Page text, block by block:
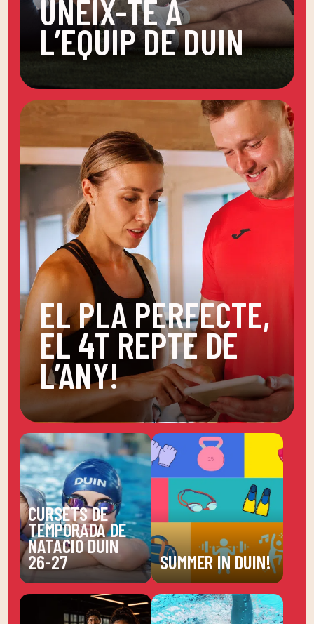
UNEIX-TE A
L’EQUIP DE DUIN
EL PLA PERFECTE,
EL 4T REPTE DE
L’ANY!
CURSETS DE
TEMPORADA DE
NATACIÓ DUIN
26-27 SUMMER IN DUIN!